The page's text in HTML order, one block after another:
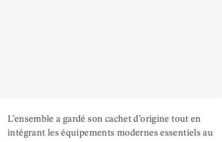
L’ensemble a gardé son cachet d’origine tout en
intégrant les équipements modernes essentiels au